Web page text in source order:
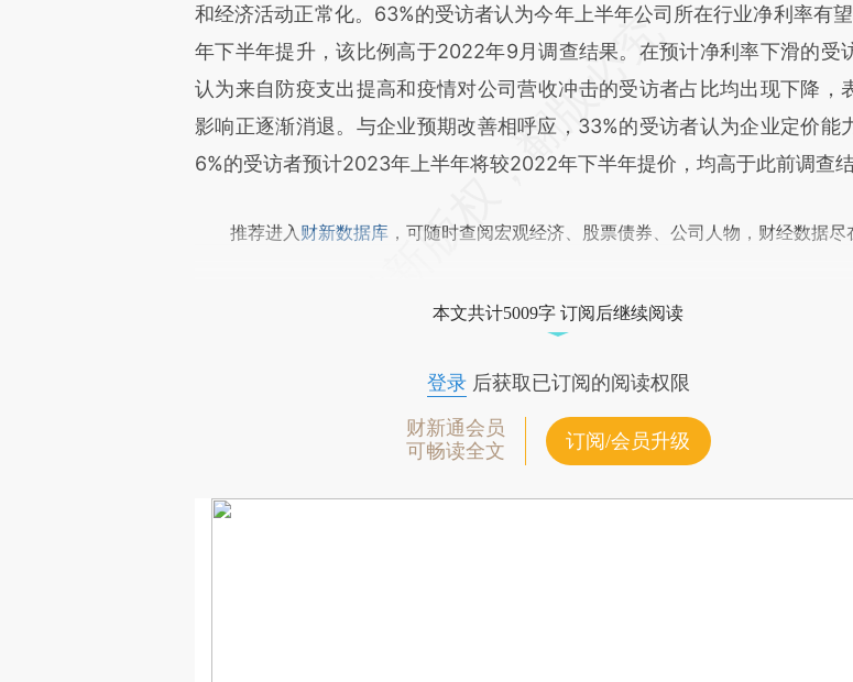
和经济活动正常化。63%的受访者认为今年上半年公司所在行业净利率有
年下半年提升，该比例高于2022年9月调查结果。在预计净利率下滑的受
认为来自防疫支出提高和疫情对公司营收冲击的受访者占比均出现下降，
影响正逐渐消退。与企业预期改善相呼应，33%的受访者认为企业定价能
6%的受访者预计2023年上半年将较2022年下半年提价，均高于此前调查结
推荐进入 财新数据库 ，可随时查阅宏观经济、股票债券、公司人物，财经数据尽
本文共计5009字 订阅后继续阅读
登录后获取已订阅的阅读权限
财新通会员
可畅读全文
订阅/会员升级